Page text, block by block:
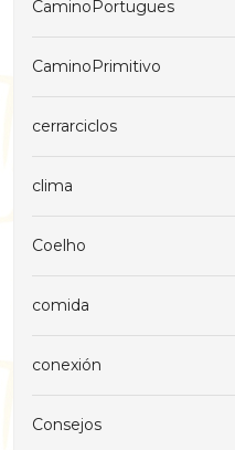
CaminoPortugues
CaminoPrimitivo
cerrarciclos
clima
Coelho
comida
conexión
Consejos